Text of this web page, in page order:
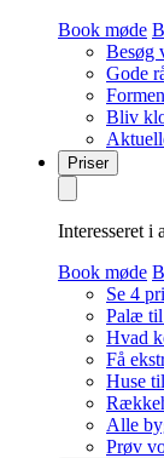
Book møde
Besøg
Gode
Bliv
Priser
Interesseret i
Book møde
Se 4
Palæ til
Hvad
Få
Huse
Alle
Prøv